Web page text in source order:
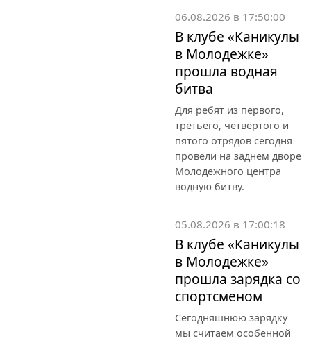
06.08.2026 в 17:50:00
В клубе «Каникулы
в Молодежке»
прошла водная
битва
Для ребят из первого,
третьего, четвертого и
пятого отрядов сегодня
провели на заднем дворе
Молодежного центра
водную битву.
05.08.2026 в 17:00:18
В клубе «Каникулы
в Молодежке»
прошла зарядка со
спортсменом
Сегодняшнюю зарядку
мы считаем особенной